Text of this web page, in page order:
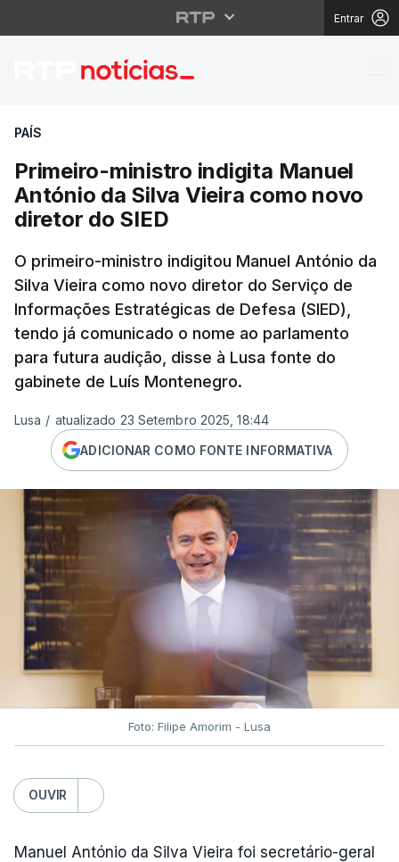
Entrar
Primeiro-ministro
PAÍS
Primeiro-ministro indigita Manuel
António da Silva Vieira como novo
diretor do SIED
O primeiro-ministro indigitou Manuel António da
Silva Vieira como novo diretor do Serviço de
Informações Estratégicas de Defesa (SIED),
tendo já comunicado o nome ao parlamento
para futura audição, disse à Lusa fonte do
gabinete de Luís Montenegro.
Lusa / atualizado 23 Setembro 2025, 18:44
ADICIONAR COMO FONTE INFORMATIVA
Foto: Filipe Amorim - Lusa
OUVIR
Manuel António da Silva Vieira foi secretário-geral